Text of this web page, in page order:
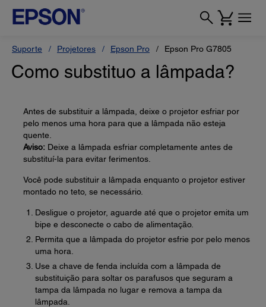
Suporte Projetores Epson Pro Epson Pro G7805
Como substituo a lâmpada?
Antes de substituir a lâmpada, deixe o projetor esfriar por
pelo menos uma hora para que a lâmpada não esteja
quente.
Aviso: Deixe a lâmpada esfriar completamente antes de
substituí-la para evitar ferimentos.
Você pode substituir a lâmpada enquanto o projetor estiver
montado no teto, se necessário.
Desligue o projetor, aguarde até que o projetor emita um
bipe e desconecte o cabo de alimentação.
Permita que a lâmpada do projetor esfrie por pelo menos
uma hora.
Use a chave de fenda incluída com a lâmpada de
substituição para soltar os parafusos que seguram a
tampa da lâmpada no lugar e remova a tampa da
lâmpada.